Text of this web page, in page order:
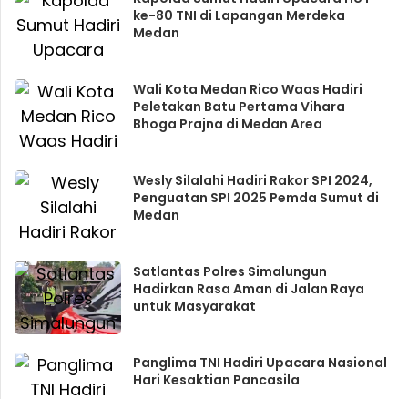
ke-80 TNI di Lapangan Merdeka
Medan
Wali Kota Medan Rico Waas Hadiri
Peletakan Batu Pertama Vihara
Bhoga Prajna di Medan Area
Wesly Silalahi Hadiri Rakor SPI 2024,
Penguatan SPI 2025 Pemda Sumut di
Medan
Satlantas Polres Simalungun
Hadirkan Rasa Aman di Jalan Raya
untuk Masyarakat
Panglima TNI Hadiri Upacara Nasional
Hari Kesaktian Pancasila